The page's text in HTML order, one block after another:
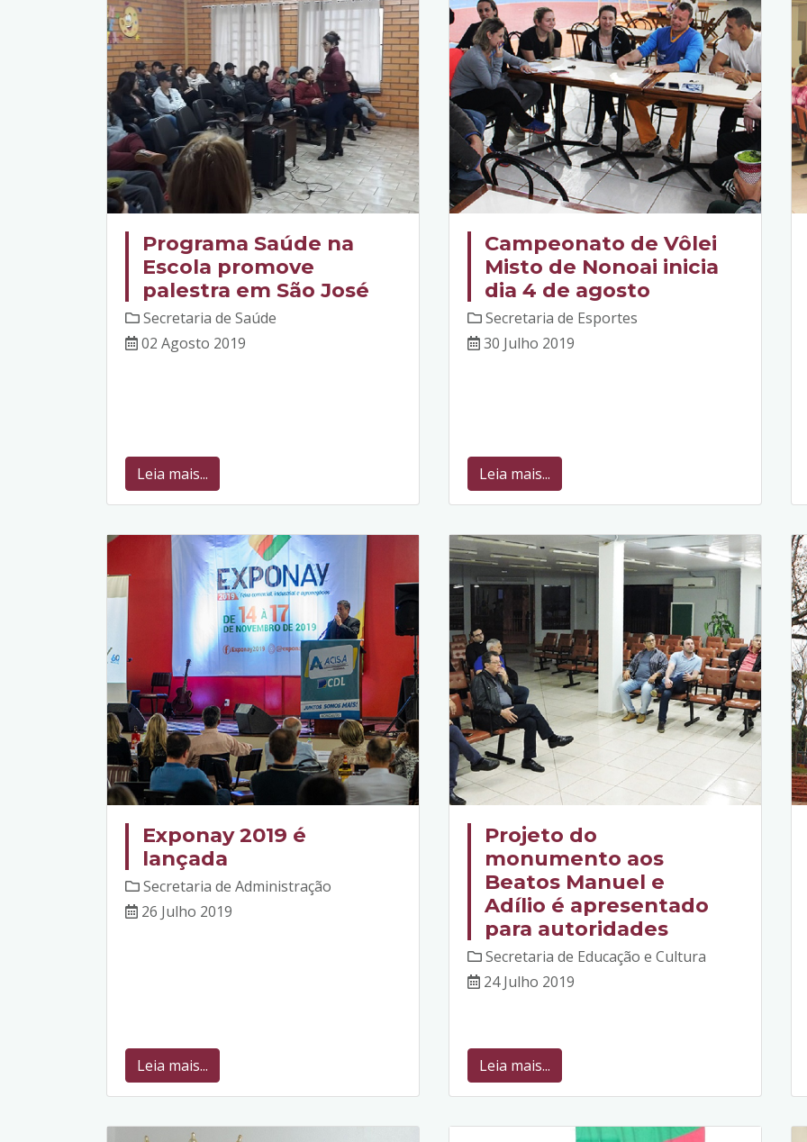
Programa Saúde na
Escola promove
palestra em São José
Secretaria de Saúde
02 Agosto 2019
Leia mais...
Campeonato de Vôlei
Misto de Nonoai inicia
dia 4 de agosto
Secretaria de Esportes
30 Julho 2019
Leia mais...
Exponay 2019 é
lançada
Secretaria de Administração
26 Julho 2019
Leia mais...
Projeto do
monumento aos
Beatos Manuel e
Adílio é apresentado
para autoridades
Secretaria de Educação e Cultura
24 Julho 2019
Leia mais...